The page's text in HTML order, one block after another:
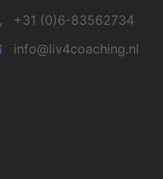
+31 (0)6-83562734
info@liv4coaching.nl